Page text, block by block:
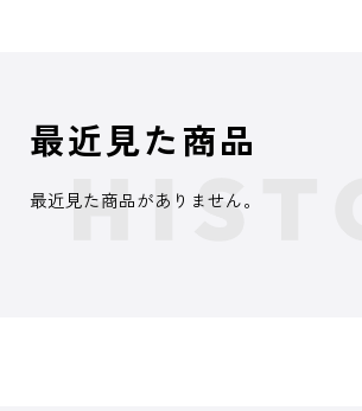
最近見た商品
最近見た商品がありません。